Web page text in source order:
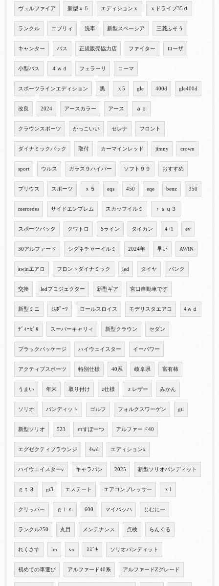
ヴェルファイア 新型ｘ５ エディションｘ ｘドライブ35ｄ
ランクル エブリィ 洗車 新型スペーシア 三菱ふそう
キャンター バス 正規販売協力店 ファイター ローザ
小型バス ４ｗｄ フェラーリ ローマ
スポーツラインエディション 黒 ｘ5 gle 400d gle400d
改良 2024 アースカラー アース ａｄ
クラウンスポーツ かっこいい セレナ フロント
ダイナミックパック 取付 カーマインレッド jimny crown
sport ウルス ガラス９ハイパー ソフト９９ おすすめ
プリウス スポーツ ｘ５ eqs 450 eqe benz 350
mercedes サイドエンブレム スカッフイルミ ｒｓｑ３
スポーツバック クワトロ Sライン タイカン 4+1 ev
30アルファード シグネチャーイルミ 2024年 早い AWIN
awinエアロ フロントダイナミック led タイヤ パンク
交換 ledプロジェクター 新型ギア 宮口自動車です
新型ミニ fｽﾎﾟｰﾂ ロールスロイス モデリスタエアロ 4ｗｄ
ﾃﾞｨｰｾﾞﾙ スーパーキャリィ 新型クラウン セダン
ブラックパッケージ ハイウェイスター イーパワー
アクティブスポーツ 特別仕様 40系 岐阜県 富有柿
うまい 年末 取り付け z仕様 ｚレザー みかん
ソリオ バンディット ゴルフ フォルクスワーゲン gti
新型ソリオ 523 ｍすぽーつ アルファード40
エグゼクティブラウンジ 4wd エディションx
ハイウェイスターv キャラバン 2025 新型ソリオバンディット
ｇｔ３ gt3 エステート エアコンプレッサー ｘ1
クリッパー ｇｌｓ 600 マイバッハ じむにー
ランクル250 丸目 メンテナンス 点検 らんくる
れくさす lm vx ｽｽﾞｷ ソリオバンディット
初めての車選び アルファード40系 アルファードZグレード